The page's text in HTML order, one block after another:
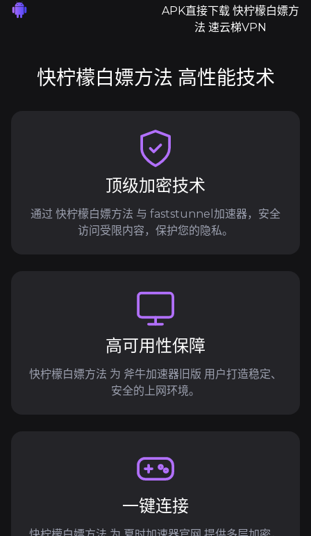
APK直接下载 快柠檬白嫖方
法 速云梯VPN
快柠檬白嫖方法 高性能技术
顶级加密技术
通过 快柠檬白嫖方法 与 faststunnel加速器，安全
访问受限内容，保护您的隐私。
高可用性保障
快柠檬白嫖方法 为 斧牛加速器旧版 用户打造稳定、
安全的上网环境。
一键连接